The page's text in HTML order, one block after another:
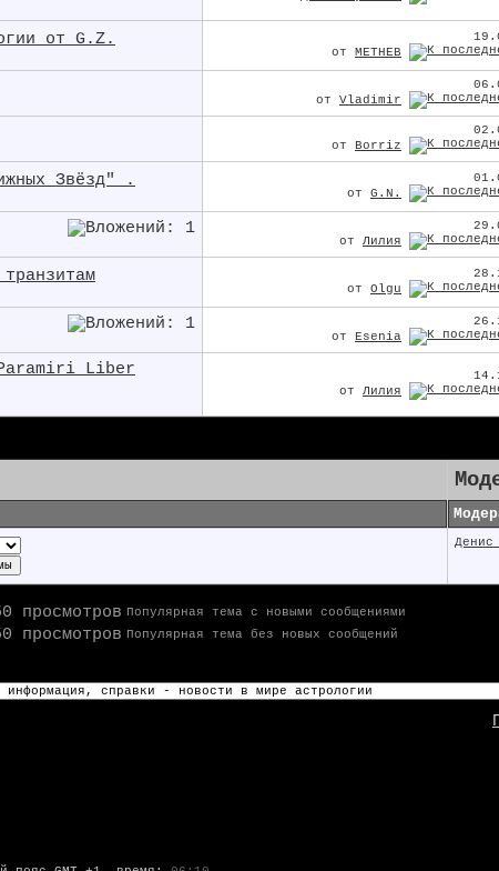
от G.Z.
от METHEB
от Vladimir
от Borriz
Звёзд" .
от G.N.
от Лилия
от Olgu
от Esenia
Paramiri Liber
от Лилия
Денис
Популярная тема с новыми сообщениями
Популярная тема без новых сообщений